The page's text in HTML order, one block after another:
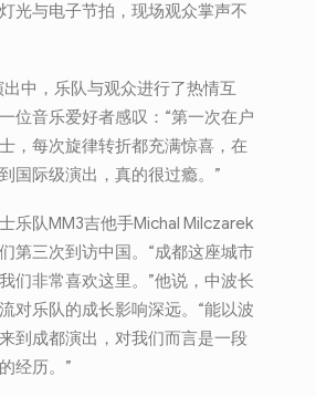
光与电子节拍，现场观众掌声不
出中，乐队与观众进行了热情互
位音乐爱好者感叹：“第一次在户
，每次旋律转折都充满惊喜，在
国际级演出，真的很过瘾。”
乐队MM3吉他手Michal Milczarek
第三次到访中国。“成都这座城市
们非常喜欢这里。”他说，中波长
对乐队的成长影响深远。“能以波
到成都演出，对我们而言是一段
经历。”